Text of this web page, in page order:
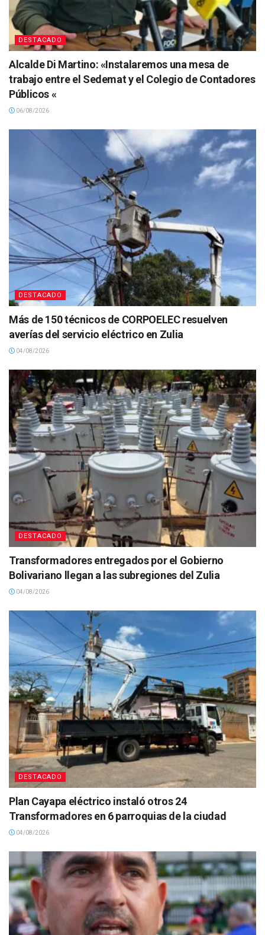
DESTACADO
Alcalde Di Martino: «Instalaremos una mesa de
trabajo entre el Sedemat y el Colegio de Contadores
Públicos «
06/08/2026
DESTACADO
Más de 150 técnicos de CORPOELEC resuelven
averías del servicio eléctrico en Zulia
04/08/2026
DESTACADO
Transformadores entregados por el Gobierno
Bolivariano llegan a las subregiones del Zulia
04/08/2026
DESTACADO
Plan Cayapa eléctrico instaló otros 24
Transformadores en 6 parroquias de la ciudad
04/08/2026